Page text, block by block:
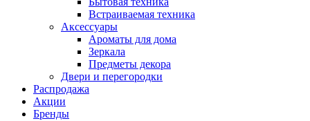
Встраиваемая техника
Аксессуары
Ароматы для дома
Зеркала
Предметы декора
Двери и перегородки
Распродажа
Акции
Бренды